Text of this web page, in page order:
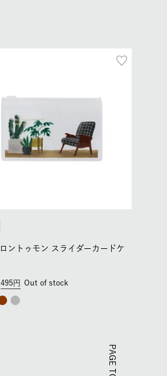
ロントゥモン スライダーカードケ
495 Out of stock
PAGE TOP